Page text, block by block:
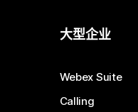
大型企业
Webex Suite
Calling